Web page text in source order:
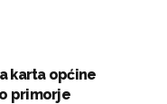
karta općine
primorje